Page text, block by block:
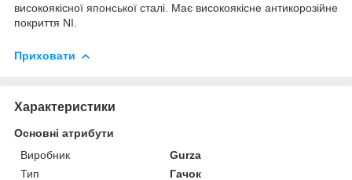
високоякісної японської сталі. Має високоякісне антикорозійне
покриття NI.
Приховати
Характеристики
Основні атрибути
Виробник
Gurza
Тип
Гачок